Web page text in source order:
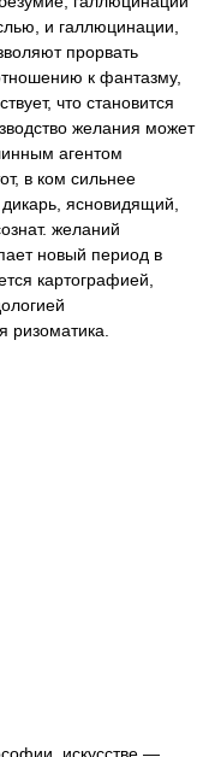
и галлюцинации,
прорвать
к фантазму,
что становится
желания может
агентом
в ком сильнее
ясновидящий,
желаний
новый период в
картографией,
ризоматика.